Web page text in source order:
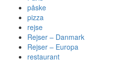
påske
pizza
rejse
Rejser – Danmark
Rejser – Europa
restaurant